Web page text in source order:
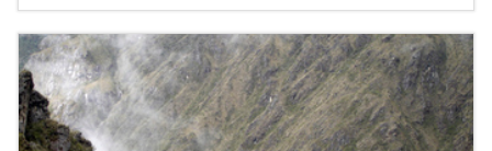
Hochlanddörfern,...